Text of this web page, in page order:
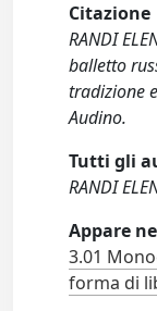
Citazione
RANDI
balletto
tradizione
Audino.
Tutti gli
RANDI
Appare
3.01
forma di